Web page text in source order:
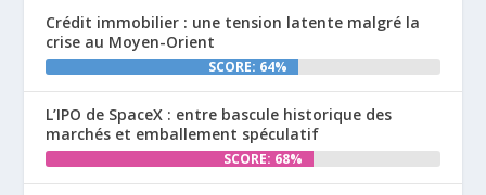
Crédit immobilier : une tension latente malgré la
crise au Moyen-Orient
SCORE: 64%
L’IPO de SpaceX : entre bascule historique des
marchés et emballement spéculatif
SCORE: 68%